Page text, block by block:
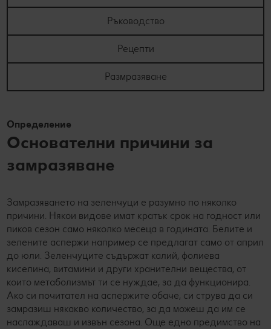
Ръководство
Рецепти
Размразяване
Определение
Основателни причини за
замразяване
Замразяването на зеленчуци е разумно по няколко
причини. Някои видове имат кратък срок на годност или
пиков сезон само няколко месеца в годината. Белите и
зелените аспержи например се предлагат само от април
до юли. Зеленчуците съдържат калий, фолиева
киселина, витамини и други хранителни вещества, от
които метаболизмът ти се нуждае, за да функционира.
Ако си почитател на аспержите обаче, си струва да си
замразиш някакво количество, за да можеш да им се
наслаждаваш и извън сезона. Още едно предимство на